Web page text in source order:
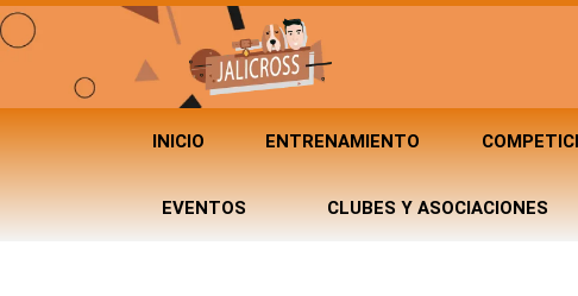
INICIO ENTRENAMIENTO
EVENTOS CLUBES Y ASOCIACIONES